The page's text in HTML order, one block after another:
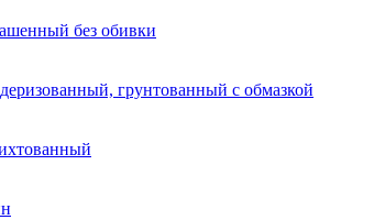
без обивки
грунтованный с обмазкой